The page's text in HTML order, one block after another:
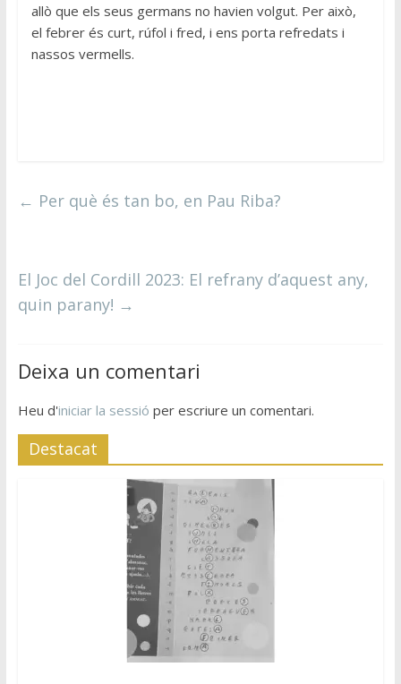
allò que els seus germans no havien volgut. Per això,
el febrer és curt, rúfol i fred, i ens porta refredats i
nassos vermells.
← Per què és tan bo, en Pau Riba?
El Joc del Cordill 2023: El refrany d’aquest any,
quin parany! →
Deixa un comentari
Heu d'iniciar la sessió per escriure un comentari.
Destacat